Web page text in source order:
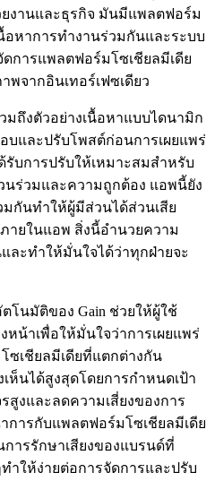
งานและธุรกิจ มันมีแพลตฟอร์ม
อหาการทำงานร่วมกันและระบบ
การแพลตฟอร์มโซเชียลมีเดีย
พจากอินเทอร์เฟซเดียว
ถึงตัวอย่างเนื้อหาแบบไดนามิก
บและปรับโพสต์ก่อนการเผยแพร่
รับการปรับให้เหมาะสมสำหรับ
ร่วมและความถูกต้อง แอพนี้ยัง
มกันทำให้ผู้มีส่วนได้ส่วนเสีย
ายในแอพ สิ่งนี้อำนวยความ
ละทำให้มั่นใจได้ว่าทุกฝ่ายจะ
โนมัติของ Gain ช่วยให้ผู้ใช้
น้าเพื่อให้มั่นใจว่าการเผยแพร่
เชียลมีเดียที่แตกต่างกัน
นได้สูงสุดโดยการกำหนดเป้า
สูงและลดความเสี่ยงของการ
ารกับแพลตฟอร์มโซเชียลมีเดีย
ารรักษาเสียงของแบรนด์ที่
ำให้ง่ายต่อการจัดการและปรับ